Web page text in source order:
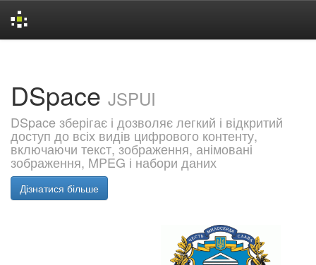
DSpace JSPUI
DSpace зберігає і дозволяє легкий і відкритий
доступ до всіх видів цифрового контенту,
включаючи текст, зображення, анімовані
зображення, MPEG і набори даних
Дізнатися більше